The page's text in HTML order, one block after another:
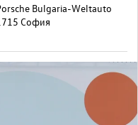
Bulgaria-Weltauto
София